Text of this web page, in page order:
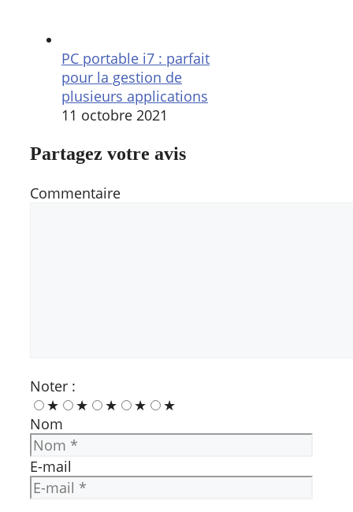
PC portable i7 : parfait
pour la gestion de
plusieurs applications
11 octobre 2021
Partagez votre avis
Commentaire
Noter :
★
★ ★ ★
★
Nom
E-mail